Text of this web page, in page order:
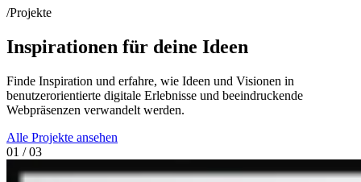
/Projekte
Inspirationen für deine Ideen
Finde Inspiration und erfahre, wie Ideen und Visionen in
benutzerorientierte digitale Erlebnisse und beeindruckende
Webpräsenzen verwandelt werden.
Alle Projekte ansehen
01 / 03